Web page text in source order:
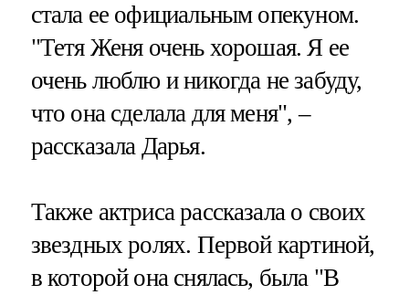
стала ее официальным опекуном.
"Тетя Женя очень хорошая. Я ее
очень люблю и никогда не забуду,
что она сделала для меня", –
рассказала Дарья.
Также актриса рассказала о своих
звездных ролях. Первой картиной,
в которой она снялась, была "В